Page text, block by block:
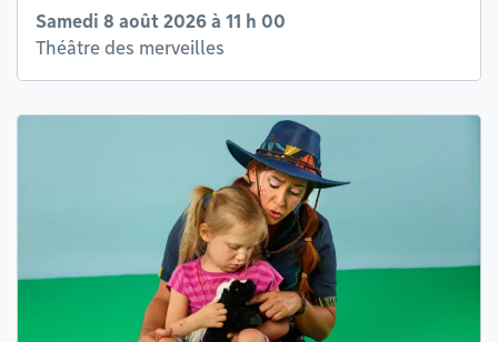
Samedi 8 août 2026 à 11 h 00
Théâtre des merveilles